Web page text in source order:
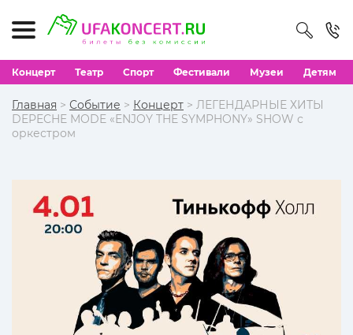
Концерт Театр Спорт Фестивали Музеи Детям
Главная > Событие > Концерт > ЛЕГЕНДАРНЫЕ ХИТЫ
DEPECHE MODE «ENJOY THE SYMPHONY» SHOW с
оркестром